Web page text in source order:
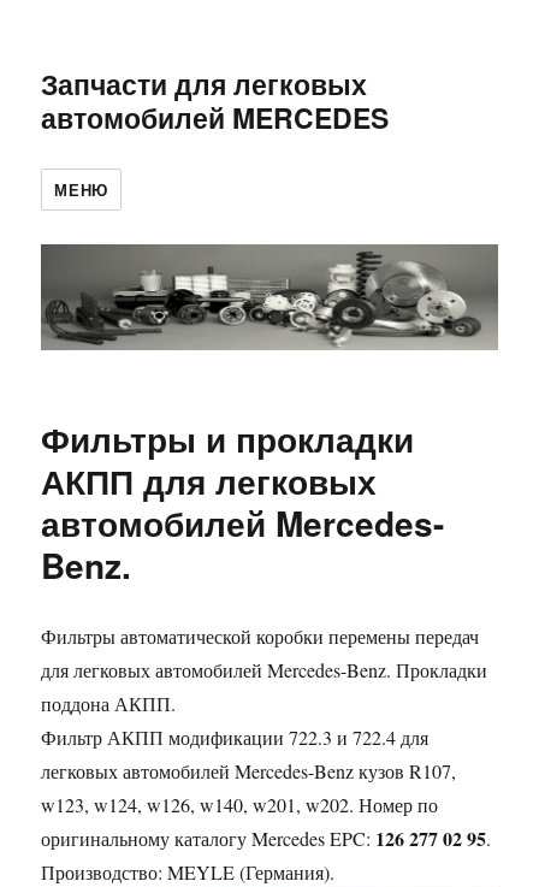
Запчасти для легковых
автомобилей MERCEDES
МЕНЮ
Фильтры и прокладки
АКПП для легковых
автомобилей Mercedes-
Benz.
Фильтры автоматической коробки перемены передач
для легковых автомобилей Mercedes-Benz. Прокладки
поддона АКПП.
Фильтр АКПП модификации 722.3 и 722.4 для
легковых автомобилей Mercedes-Benz кузов R107,
w123, w124, w126, w140, w201, w202. Номер по
оригинальному каталогу Mercedes EPC: 126 277 02 95.
Производство: MEYLE (Германия).